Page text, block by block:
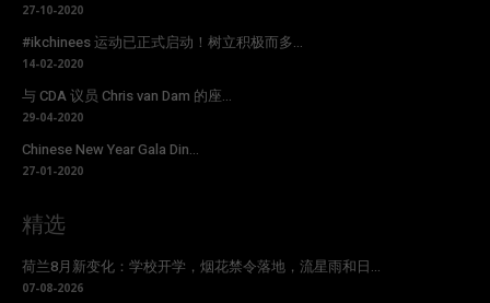
27-10-2020
#ikchinees 运动已正式启动！树立积极而多...
14-02-2020
与 CDA 议员 Chris van Dam 的座...
29-04-2020
Chinese New Year Gala Din...
27-01-2020
精选
荷兰8月新变化：学校开学，烟花禁令落地，流星雨和日...
07-08-2026